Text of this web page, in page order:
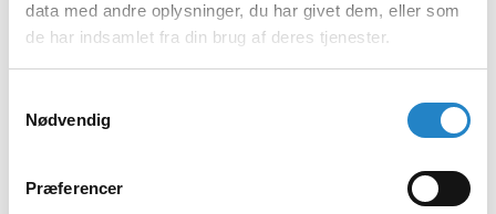
data med andre oplysninger, du har givet dem, eller som
de har indsamlet fra din brug af deres tjenester.
Nødvendig
Præferencer